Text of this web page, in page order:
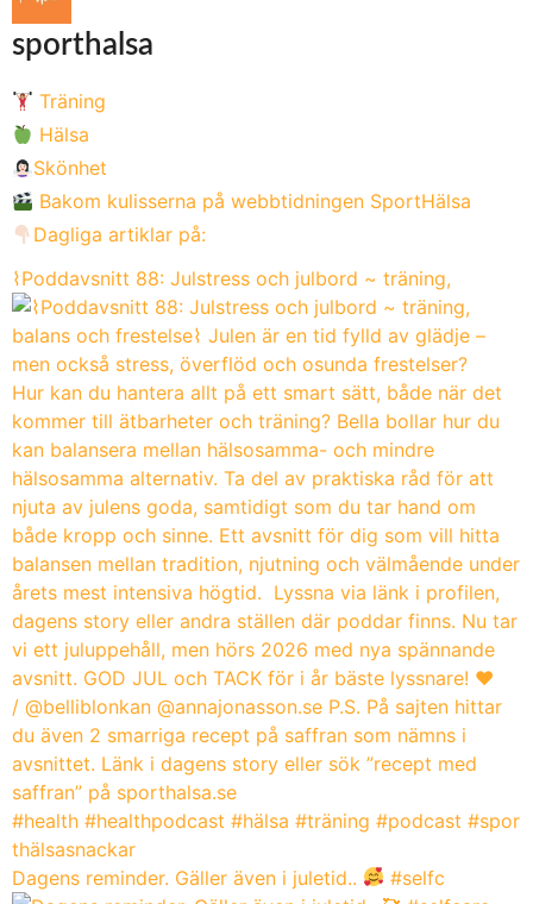
sporthalsa
Träning
Hälsa
Skönhet
Bakom kulisserna på webbtidningen SportHälsa
Dagliga artiklar på:
⌇Poddavsnitt 88: Julstress och julbord ~ träning,
Dagens reminder. Gäller även i juletid.. #selfc